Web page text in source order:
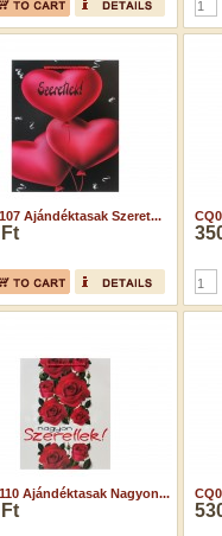
Ajándéktasak Szeret...
Ajándéktasak Nagyon...